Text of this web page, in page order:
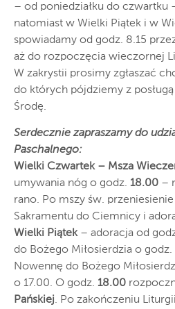
– od poniedziałku do czwartku
natomiast w Wielki Piątek i w
spowiadamy od godz. 8.15
aż do rozpoczęcia wieczornej
W zakrystii prosimy zgłaszać
do których pójdziemy z
Środę.
Serdecznie zapraszamy do
Paschalnego:
Wielki Czwartek – Msza
umywania nóg o godz. 18.00 –
rano. Po mszy św.
Sakramentu do Ciemnicy i
Wielki Piątek– adoracja od
do Bożego Miłosierdzia o
Nowennę do Bożego
o 17.00. O godz. 18.00
Pańskiej. Po zakończeniu